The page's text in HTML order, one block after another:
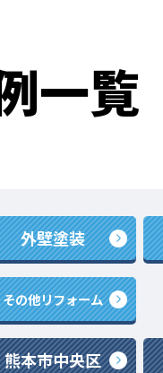
一覧
外壁塗装
その他リフォーム
熊本市中央区